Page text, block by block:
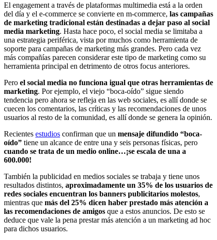
El engagement a través de plataformas multimedia está a la orden
del día y el e-commerce se convierte en m-commerce, las campañas
de marketing tradicional están destinadas a dejar paso al social
media marketing. Hasta hace poco, el social media se limitaba a
una estrategia periférica, vista por muchos como herramienta de
soporte para campañas de marketing más grandes. Pero cada vez
más compañías parecen considerar este tipo de marketing como su
herramienta principal en detrimento de otros focus anteriores.
Pero el social media no funciona igual que otras herramientas de
marketing. Por ejemplo, el viejo “boca-oído” sigue siendo
tendencia pero ahora se refleja en las web sociales, es allí donde se
cuecen los comentarios, las críticas y las recomendaciones de unos
usuarios al resto de la comunidad, es allí donde se genera la opinión.
Recientes estudios confirman que un mensaje difundido “boca-
oído” tiene un alcance de entre una y seis personas físicas, pero
cuando se trata de un medio online…¡se escala de una a
600.000!
También la publicidad en medios sociales se trabaja y tiene unos
resultados distintos, aproximadamente un 35% de los usuarios de
redes sociales encuentran los banners publicitarios molestos,
mientras que más del 25% dicen haber prestado más atención a
las recomendaciones de amigos que a estos anuncios. De esto se
deduce que vale la pena prestar más atención a un marketing ad hoc
para dichos usuarios.